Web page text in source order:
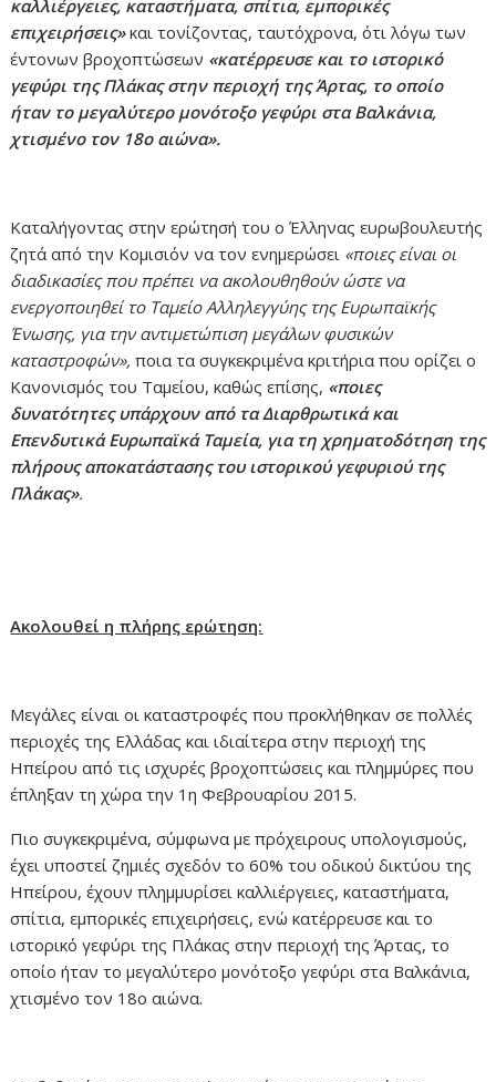
καλλιέργειες, καταστήματα, σπίτια, εμπορικές
επιχειρήσεις»και τονίζοντας, ταυτόχρονα, ότι λόγω των
έντονων βροχοπτώσεων «κατέρρευσε και το ιστορικό
γεφύρι της Πλάκας στην περιοχή της Άρτας, το οποίο
ήταν το μεγαλύτερο μονότοξο γεφύρι στα Βαλκάνια,
χτισμένο τον 18ο αιώνα».
Καταλήγοντας στην ερώτησή του ο Έλληνας ευρωβουλευτής
ζητά από την Κομισιόν να τον ενημερώσει «ποιες είναι οι
διαδικασίες που πρέπει να ακολουθηθούν ώστε να
ενεργοποιηθεί το Ταμείο Αλληλεγγύης της Ευρωπαϊκής
Ένωσης, για την αντιμετώπιση μεγάλων φυσικών
καταστροφών», ποια τα συγκεκριμένα κριτήρια που ορίζει ο
Κανονισμός του Ταμείου, καθώς επίσης, «ποιες
δυνατότητες υπάρχουν από τα Διαρθρωτικά και
Επενδυτικά Ευρωπαϊκά Ταμεία, για τη χρηματοδότηση της
πλήρους αποκατάστασης του ιστορικού γεφυριού της
Πλάκας».
Ακολουθεί η πλήρης ερώτηση:
Μεγάλες είναι οι καταστροφές που προκλήθηκαν σε πολλές
περιοχές της Ελλάδας και ιδιαίτερα στην περιοχή της
Ηπείρου από τις ισχυρές βροχοπτώσεις και πλημμύρες που
έπληξαν τη χώρα την 1η Φεβρουαρίου 2015.
Πιο συγκεκριμένα, σύμφωνα με πρόχειρους υπολογισμούς,
έχει υποστεί ζημιές σχεδόν το 60% του οδικού δικτύου της
Ηπείρου, έχουν πλημμυρίσει καλλιέργειες, καταστήματα,
σπίτια, εμπορικές επιχειρήσεις, ενώ κατέρρευσε και το
ιστορικό γεφύρι της Πλάκας στην περιοχή της Άρτας, το
οποίο ήταν το μεγαλύτερο μονότοξο γεφύρι στα Βαλκάνια,
χτισμένο τον 18ο αιώνα.